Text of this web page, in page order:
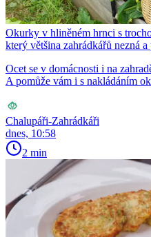
Okurky v hliněném hrnci s
který většina zahrádkářů nezná
Ocet se v domácnosti i na
A pomůže vám i s nakládáním
Chalupáři-Zahrádkáři
dnes, 10:58
2 min